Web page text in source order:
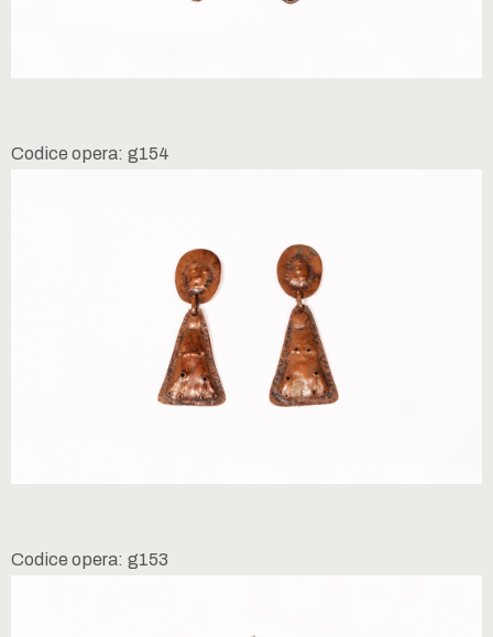
Codice opera: g154
Codice opera: g153